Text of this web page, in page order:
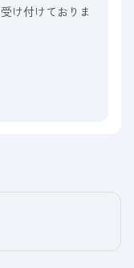
け付けておりま